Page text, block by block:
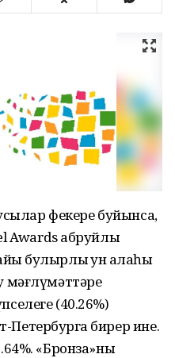
фекере буйынса,
Awards абруйлы
булырлыҡ ун ҡалаһы
мәғлүмәттәре
(40.26%)
бирер ине.
«Бронза»ны